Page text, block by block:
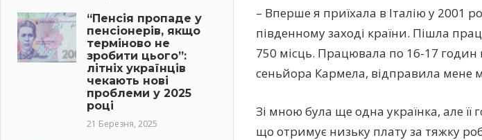
– Вперше я приїхала в Італію у 2001
південному заході країни. Пішла
750 місць. Працювала по 16-17
сеньйора Кармела, відправила мене
Зі мною була ще одна українка, але
що отримує низьку плату за тяжку
“Пенсія пропаде у
пенсіонерів, якщо
терміново не
зробити цього”:
літніх українців
чекають нові
проблеми у 2025
році
21 Березня, 2025